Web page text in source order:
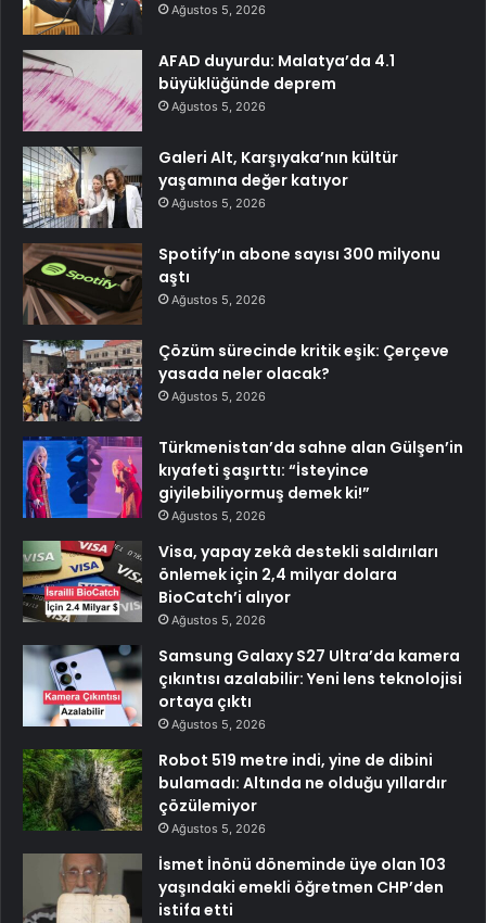
Ağustos 5, 2026
AFAD duyurdu: Malatya’da 4.1
büyüklüğünde deprem
Ağustos 5, 2026
Galeri Alt, Karşıyaka’nın kültür
yaşamına değer katıyor
Ağustos 5, 2026
Spotify’ın abone sayısı 300 milyonu
aştı
Ağustos 5, 2026
Çözüm sürecinde kritik eşik: Çerçeve
yasada neler olacak?
Ağustos 5, 2026
Türkmenistan’da sahne alan Gülşen’in
kıyafeti şaşırttı: “İsteyince
giyilebiliyormuş demek ki!”
Ağustos 5, 2026
Visa, yapay zekâ destekli saldırıları
önlemek için 2,4 milyar dolara
BioCatch’i alıyor
Ağustos 5, 2026
Samsung Galaxy S27 Ultra’da kamera
çıkıntısı azalabilir: Yeni lens teknolojisi
ortaya çıktı
Ağustos 5, 2026
Robot 519 metre indi, yine de dibini
bulamadı: Altında ne olduğu yıllardır
çözülemiyor
Ağustos 5, 2026
İsmet İnönü döneminde üye olan 103
yaşındaki emekli öğretmen CHP’den
istifa etti